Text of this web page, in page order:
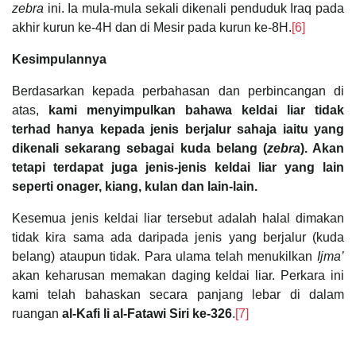
zebra ini. Ia mula-mula sekali dikenali penduduk Iraq pada
akhir kurun ke-4H dan di Mesir pada kurun ke-8H.[6]
Kesimpulannya
Berdasarkan kepada perbahasan dan perbincangan di
atas,
kami menyimpulkan bahawa keldai liar tidak
terhad hanya kepada jenis berjalur sahaja iaitu yang
dikenali sekarang sebagai kuda belang (zebra). Akan
tetapi terdapat juga jenis-jenis keldai liar yang lain
seperti onager, kiang, kulan dan lain-lain.
Kesemua jenis keldai liar tersebut adalah halal dimakan
tidak kira sama ada daripada jenis yang berjalur (kuda
belang) ataupun tidak. Para ulama telah menukilkan Ijma’
akan keharusan memakan daging keldai liar. Perkara ini
kami telah bahaskan secara panjang lebar di dalam
ruangan al-Kafi li al-Fatawi Siri ke-326.[7]